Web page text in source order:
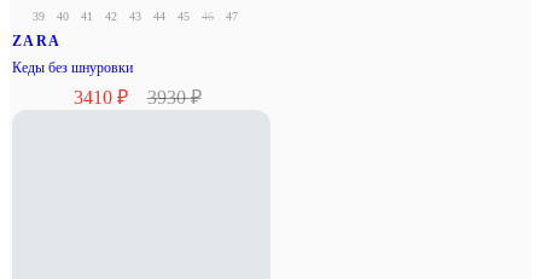
39 40 41 42 43 44 45 46 47
ZARA
Кеды без шнуровки
3410 ₽ 3930 ₽